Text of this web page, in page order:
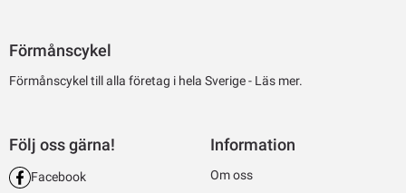
Förmånscykel
Förmånscykel till alla företag i hela Sverige - Läs mer.
Följ oss gärna!
Facebook
Information
Om oss